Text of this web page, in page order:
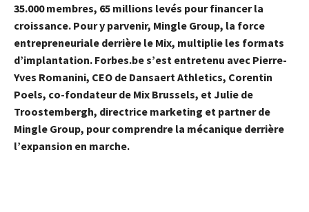
35.000 membres, 65 millions levés pour financer la
croissance. Pour y parvenir, Mingle Group, la force
entrepreneuriale derrière le Mix, multiplie les formats
d’implantation. Forbes.be s’est entretenu avec Pierre-
Yves Romanini, CEO de Dansaert Athletics, Corentin
Poels, co-fondateur de Mix Brussels, et Julie de
Troostembergh, directrice marketing et partner de
Mingle Group, pour comprendre la mécanique derrière
l’expansion en marche.